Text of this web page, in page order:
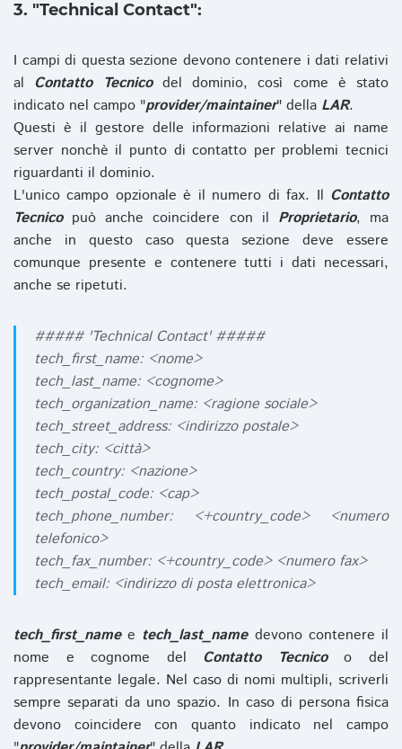
3. "Technical Contact":
I campi di questa sezione devono contenere i dati relativi
al Contatto Tecnicodel dominio, così come è stato
indicato nel campo "provider/maintainer" della LAR.
Questi è il gestore delle informazioni relative ai name
server nonchè il punto di contatto per problemi tecnici
riguardanti il dominio.
L'unico campo opzionale è il numero di fax. Il Contatto
Tecnicopuò anche coincidere con il Proprietario, ma
anche in questo caso questa sezione deve essere
comunque presente e contenere tutti i dati necessari,
anche se ripetuti.
##### 'Technical Contact' #####
tech_first_name: <nome>
tech_last_name: <cognome>
tech_organization_name: <ragione sociale>
tech_street_address: <indirizzo postale>
tech_city: <città>
tech_country: <nazione>
tech_postal_code: <cap>
tech_phone_number: <+country_code> <numero
telefonico>
tech_fax_number: <+country_code> <numero fax>
tech_email: <indirizzo di posta elettronica>
tech_first_namee tech_last_namedevono contenere il
nome e cognome del Contatto Tecnicoo del
rappresentante legale. Nel caso di nomi multipli, scriverli
sempre separati da uno spazio. In caso di persona fisica
devono coincidere con quanto indicato nel campo